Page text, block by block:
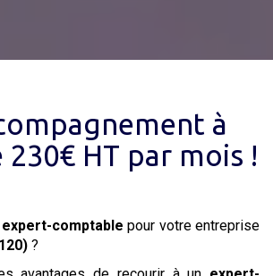
à
HT par mois !
expert-comptable pour votre entreprise
?